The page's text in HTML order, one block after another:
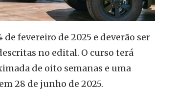
fevereiro de 2025 e deverão ser
no edital. O curso terá
de oito semanas e uma
28 de junho de 2025.